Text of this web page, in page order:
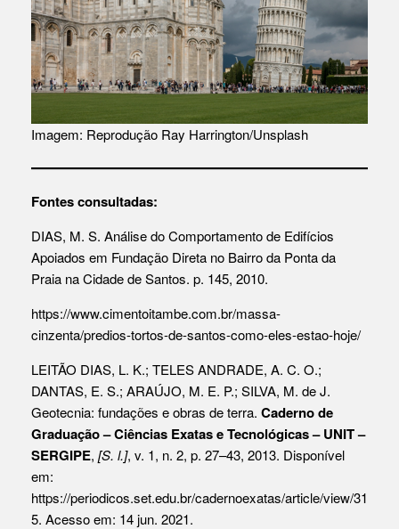
Imagem: Reprodução Ray Harrington/Unsplash
Fontes consultadas:
DIAS, M. S. Análise do Comportamento de Edifícios
Apoiados em Fundação Direta no Bairro da Ponta da
Praia na Cidade de Santos. p. 145, 2010.
https://www.cimentoitambe.com.br/massa-
cinzenta/predios-tortos-de-santos-como-eles-estao-hoje/
LEITÃO DIAS, L. K.; TELES ANDRADE, A. C. O.;
DANTAS, E. S.; ARAÚJO, M. E. P.; SILVA, M. de J.
Geotecnia: fundações e obras de terra. Caderno de
Graduação – Ciências Exatas e Tecnológicas – UNIT –
SERGIPE, [S. l.], v. 1, n. 2, p. 27–43, 2013. Disponível
em:
https://periodicos.set.edu.br/cadernoexatas/article/view/31
5. Acesso em: 14 jun. 2021.